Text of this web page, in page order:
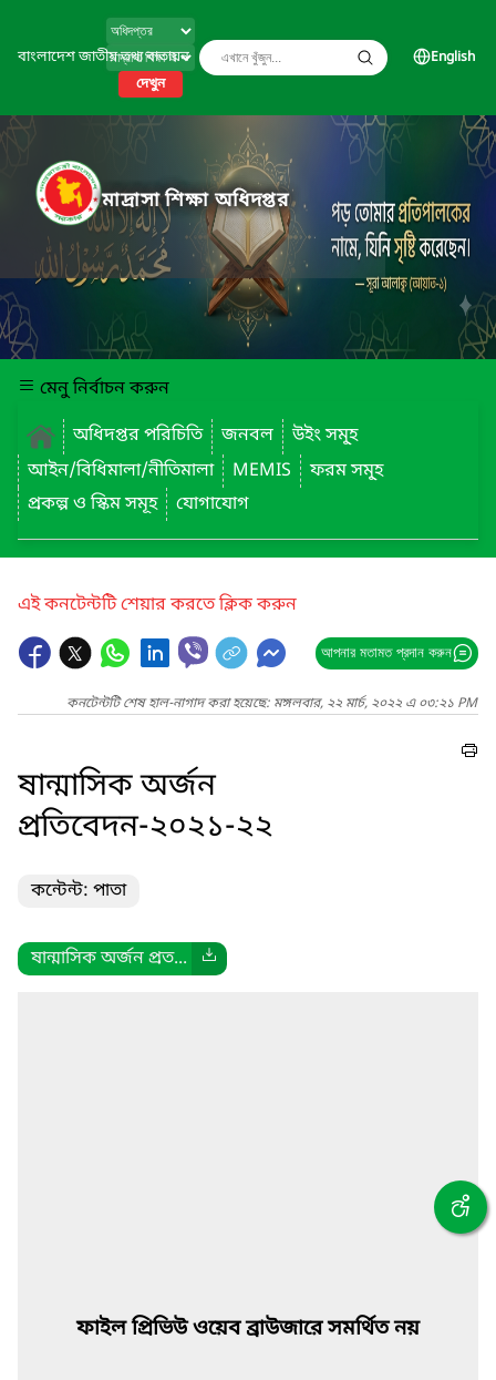
বাংলাদেশ জাতীয় তথ্য বাতায়ন
দেখুন
English
মাদ্রাসা শিক্ষা অধিদপ্তর
মেনু নির্বাচন করুন
অধিদপ্তর পরিচিতি
জনবল
উইং সমূ্হ
আইন/বিধিমালা/নীতিমালা
MEMIS
ফরম সমূ্হ
প্রকল্প ও স্কিম সমূহ
যোগাযোগ
এই কনটেন্টটি শেয়ার করতে ক্লিক করুন
আপনার মতামত প্রদান করুন
কনটেন্টটি শেষ হাল-নাগাদ করা হয়েছে: মঙ্গলবার, ২২ মার্চ, ২০২২ এ ০৩:২১ PM
ষান্মাসিক অর্জন
প্রতিবেদন-২০২১-২২
কন্টেন্ট: পাতা
ষান্মাসিক অর্জন প্রত...
ফাইল প্রিভিউ ওয়েব ব্রাউজারে সমর্থিত নয়